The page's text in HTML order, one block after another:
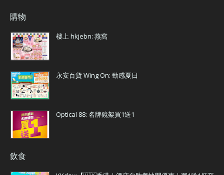
購物
樓上 hkjebn: 燕窩
永安百貨 Wing On: 動感夏日
Optical 88: 名牌鏡架買1送1
飲食